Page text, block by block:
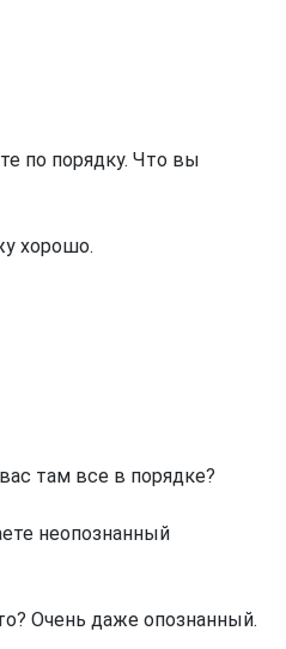
по порядку. Что вы
хорошо.
там все в порядке?
неопознанный
Очень даже опознанный.